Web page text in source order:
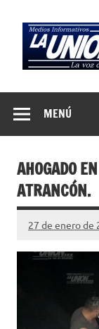
contenido
MENÚ
AHOGADO
ATRANCÓN.
27 de enero de